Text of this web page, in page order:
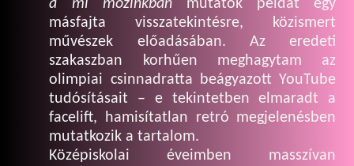
a mi mozinkbanmutatok példát egy
másfajta visszatekintésre, közismert
művészek előadásában. Az eredeti
szakaszban korhűen meghagytam az
olimpiai csinnadratta beágyazott YouTube
tudósításait – e tekintetben elmaradt a
facelift, hamisítatlan retró megjelenésben
mutatkozik a tartalom.
Középiskolai éveimben masszívan